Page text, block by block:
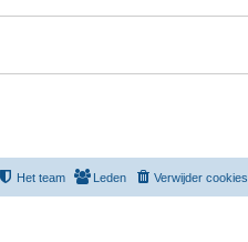
Verwijder cookies
Leden
Het team